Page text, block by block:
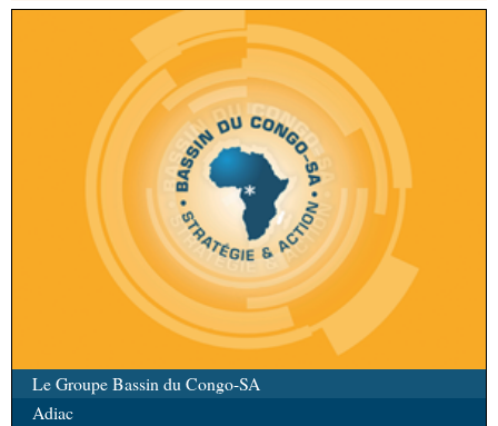
Le Groupe Bassin du Congo-SA
Adiac